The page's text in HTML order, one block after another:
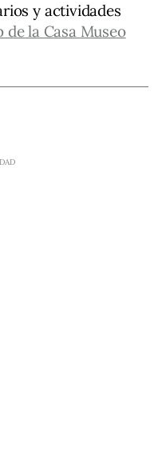
y actividades
de la Casa Museo